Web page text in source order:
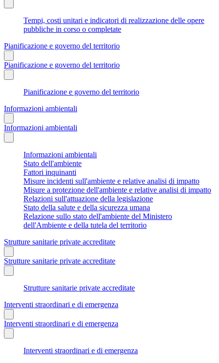
Tempi, costi unitari e indicatori di realizzazione delle opere
pubbliche in corso o completate
Pianificazione e governo del territorio
Pianificazione e governo del territorio
Pianificazione e governo del territorio
Informazioni ambientali
Informazioni ambientali
Informazioni ambientali
Stato dell'ambiente
Fattori inquinanti
Misure incidenti sull'ambiente e relative analisi di impatto
Misure a protezione dell'ambiente e relative analisi di impatto
Relazioni sull'attuazione della legislazione
Stato della salute e della sicurezza umana
Relazione sullo stato dell'ambiente del Ministero
dell'Ambiente e della tutela del territorio
Strutture sanitarie private accreditate
Strutture sanitarie private accreditate
Strutture sanitarie private accreditate
Interventi straordinari e di emergenza
Interventi straordinari e di emergenza
Interventi straordinari e di emergenza